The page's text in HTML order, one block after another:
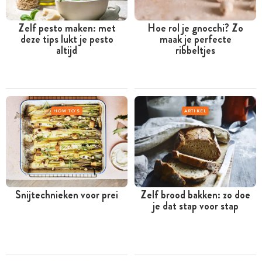
Zelf pesto maken: met
deze tips lukt je pesto
altijd
Hoe rol je gnocchi? Zo
maak je perfecte
ribbeltjes
HOW TO'S
Snijtechnieken voor prei
ARTIKEL
Zelf brood bakken: zo doe
je dat stap voor stap